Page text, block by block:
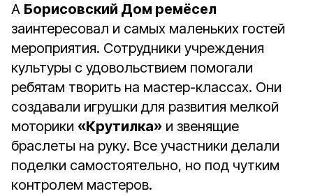
А Борисовский Дом ремёсел
заинтересовал и самых маленьких гостей
мероприятия. Сотрудники учреждения
культуры с удовольствием помогали
ребятам творить на мастер-классах. Они
создавали игрушки для развития мелкой
моторики «Крутилка» и звенящие
браслеты на руку. Все участники делали
поделки самостоятельно, но под чутким
контролем мастеров.